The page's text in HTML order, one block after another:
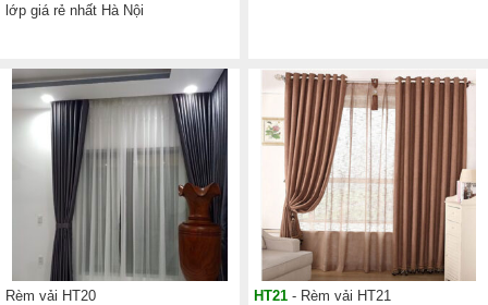
lớp giá rẻ nhất Hà Nội
Rèm vải HT20 HT21 - Rèm vải HT21